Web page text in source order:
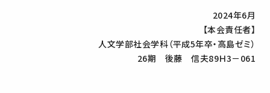
2024年6月
【本会責任者】
人文学部社会学科（平成5年卒・高島ゼミ）
26期 後藤 信夫89Ｈ3－061